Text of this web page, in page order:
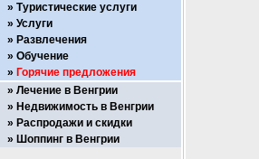
Туристические услуги
Услуги
Развлечения
Обучение
Горячие предложения
Лечение в Венгрии
Недвижимость в Венгрии
Распродажи и скидки
Шоппинг в Венгрии